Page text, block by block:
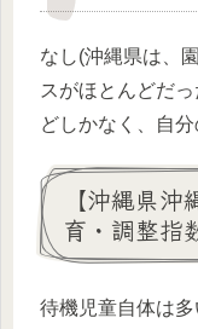
なし(沖縄県は、
スがほとんどだ
どしかなく、自
【沖縄県
育・調整指
待機児童自体は